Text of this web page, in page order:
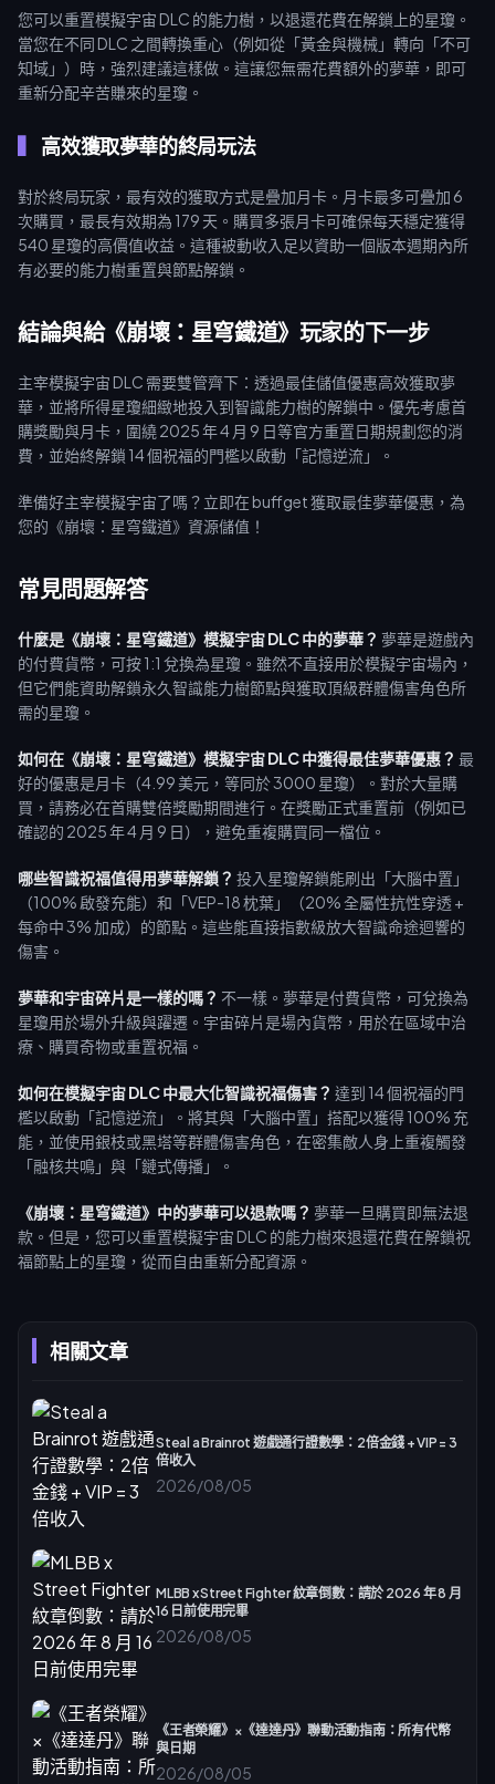
相關文章
Steal a Brainrot 遊戲通行證數學：2倍金錢 + VIP = 3
倍收入
2026/08/05
MLBB x Street Fighter 紋章倒數：請於 2026 年 8 月
16 日前使用完畢
2026/08/05
《王者榮耀》×《達達丹》聯動活動指南：所有代幣
與日期
2026/08/05
您可以重置模擬宇宙 DLC 的能力樹，以退還花費在解鎖上的星瓊。
當您在不同 DLC 之間轉換重心（例如從「黃金與機械」轉向「不可
知域」）時，強烈建議這樣做。這讓您無需花費額外的夢華，即可
重新分配辛苦賺來的星瓊。
高效獲取夢華的終局玩法
對於終局玩家，最有效的獲取方式是疊加月卡。月卡最多可疊加 6
次購買，最長有效期為 179 天。購買多張月卡可確保每天穩定獲得
540 星瓊的高價值收益。這種被動收入足以資助一個版本週期內所
有必要的能力樹重置與節點解鎖。
結論與給《崩壞：星穹鐵道》玩家的下一步
主宰模擬宇宙 DLC 需要雙管齊下：透過最佳儲值優惠高效獲取夢
華，並將所得星瓊細緻地投入到智識能力樹的解鎖中。優先考慮首
購獎勵與月卡，圍繞 2025 年 4 月 9 日等官方重置日期規劃您的消
費，並始終解鎖 14 個祝福的門檻以啟動「記憶逆流」。
準備好主宰模擬宇宙了嗎？立即在 buffget 獲取最佳夢華優惠，為
您的《崩壞：星穹鐵道》資源儲值！
常見問題解答
什麼是《崩壞：星穹鐵道》模擬宇宙 DLC 中的夢華？ 夢華是遊戲內
的付費貨幣，可按 1:1 兌換為星瓊。雖然不直接用於模擬宇宙場內，
但它們能資助解鎖永久智識能力樹節點與獲取頂級群體傷害角色所
需的星瓊。
如何在《崩壞：星穹鐵道》模擬宇宙 DLC 中獲得最佳夢華優惠？ 最
好的優惠是月卡（4.99 美元，等同於 3000 星瓊）。對於大量購
買，請務必在首購雙倍獎勵期間進行。在獎勵正式重置前（例如已
確認的 2025 年 4 月 9 日），避免重複購買同一檔位。
哪些智識祝福值得用夢華解鎖？ 投入星瓊解鎖能刷出「大腦中置」
（100% 啟發充能）和「VEP-18 枕葉」（20% 全屬性抗性穿透 +
每命中 3% 加成）的節點。這些能直接指數級放大智識命途迴響的
傷害。
夢華和宇宙碎片是一樣的嗎？ 不一樣。夢華是付費貨幣，可兌換為
星瓊用於場外升級與躍遷。宇宙碎片是場內貨幣，用於在區域中治
療、購買奇物或重置祝福。
如何在模擬宇宙 DLC 中最大化智識祝福傷害？ 達到 14 個祝福的門
檻以啟動「記憶逆流」。將其與「大腦中置」搭配以獲得 100% 充
能，並使用銀枝或黑塔等群體傷害角色，在密集敵人身上重複觸發
「融核共鳴」與「鏈式傳播」。
《崩壞：星穹鐵道》中的夢華可以退款嗎？ 夢華一旦購買即無法退
款。但是，您可以重置模擬宇宙 DLC 的能力樹來退還花費在解鎖祝
福節點上的星瓊，從而自由重新分配資源。